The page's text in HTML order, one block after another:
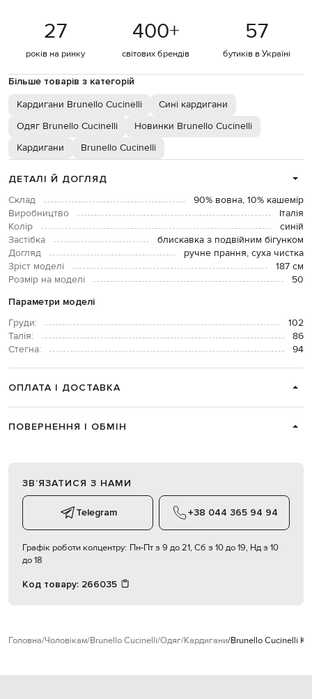
27
років на ринку
400+
світових брендів
57
бутиків в Україні
Більше товарів з категорій
Кардигани Brunello Cucinelli
Сині кардигани
Одяг Brunello Cucinelli
Новинки Brunello Cucinelli
Кардигани
Brunello Cucinelli
ДЕТАЛІ Й ДОГЛЯД
Склад
90% вовна, 10% кашемір
Виробництво
Італія
Колір
синій
Застібка
блискавка з подвійним бігунком
Догляд
ручне прання, суха чистка
Зріст моделі
187 см
Розмір на моделі
50
Параметри моделі
Груди:
102
Талія:
86
Стегна:
94
ОПЛАТА І ДОСТАВКА
ПОВЕРНЕННЯ І ОБМІН
ЗВʼЯЗАТИСЯ З НАМИ
Telegram +38 044 365 94 94
Графік роботи колцентру: Пн-Пт з 9 до 21, Сб з 10 до 19, Нд з 10
до 18
Код товару: 266035
Головна Чоловікам Brunello Cucinelli Одяг Кардигани Brunello Cucinelli